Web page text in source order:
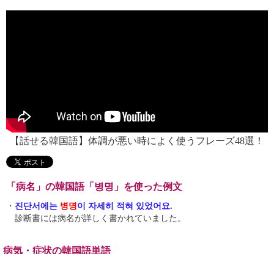
【話せる韓国語】体調が悪い時によく使うフレーズ48選！
「病名」の韓国語「병명」を使った例文
・ 진단서에는 병명이 자세히 적혀 있었어요.
診断書には病名が詳しく書かれていました。
病気・症状の韓国語単語